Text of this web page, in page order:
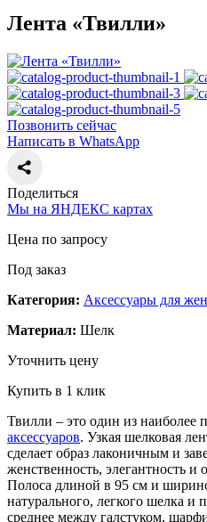
Лента «Твилли»
Позвонить сейчас
Написать в WhatsApp
Поделиться
Мы на ЯНДЕКС картах
Цена по запросу
Под заказ
Категория: Аксессуары для
Материал: Шелк
Уточнить цену
Купить в 1 клик
Твилли – это один из наиболее
аксессуаров. Узкая шелковая
сделает образ лаконичным и
женственность, элегантность и
Полоса длиной в 95 см и
натурального, легкого шелка и
среднее между галстуком,